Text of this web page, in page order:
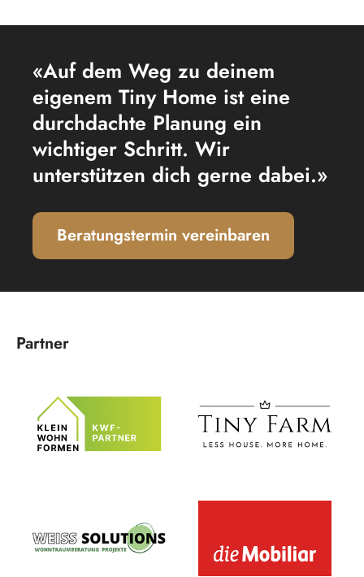
«Auf dem Weg zu deinem
eigenem Tiny Home ist eine
durchdachte Planung ein
wichtiger Schritt. Wir
unterstützen dich gerne dabei.»
Beratungstermin vereinbaren
Partner